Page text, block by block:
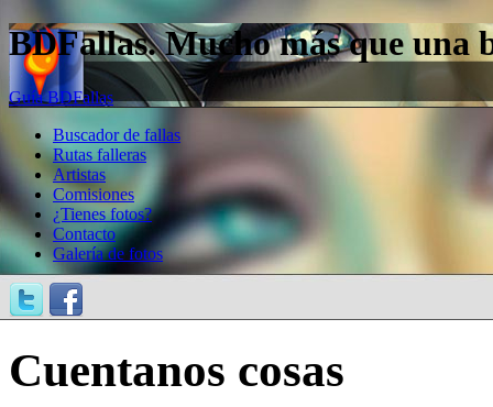
BDFallas. Mucho más que una
Guía BDFallas
Buscador de fallas
Rutas falleras
Artistas
Comisiones
¿Tienes fotos?
Contacto
Galería de fotos
Cuentanos cosas